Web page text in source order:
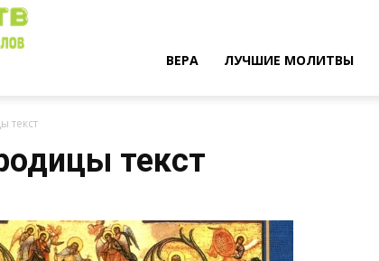
ВЕРА ЛУЧШИЕ МОЛИТВЫ
текст
текст